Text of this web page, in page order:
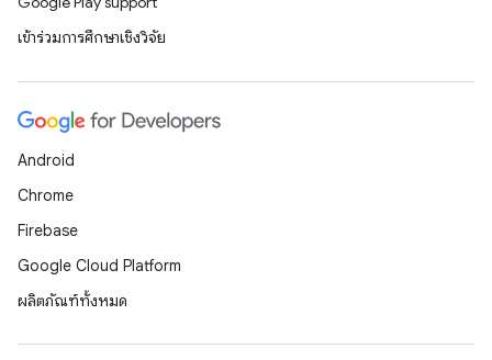
เข้าร่วมการศึกษาเชิงวิจัย
Android
Chrome
Firebase
Google Cloud Platform
ผลิตภัณฑ์ทั้งหมด